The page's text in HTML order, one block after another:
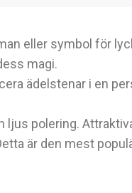
eller symbol för
magi.
ädelstenar i en
polering.
är den mest